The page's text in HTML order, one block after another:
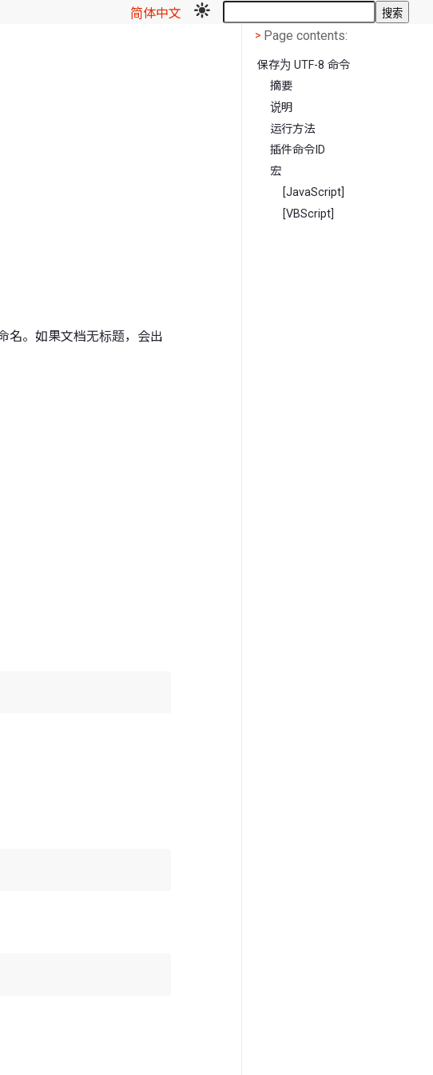
简体中文 搜索
名。如果文档无标题，会出
< Page contents
> Page contents:
保存为 UTF-8 命令
摘要
说明
运行方法
插件命令ID
宏
[JavaScript]
[VBScript]